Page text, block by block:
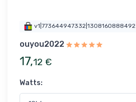
v1|773644947332|1308160888492
ouyou2022
17,12 €
Watts: